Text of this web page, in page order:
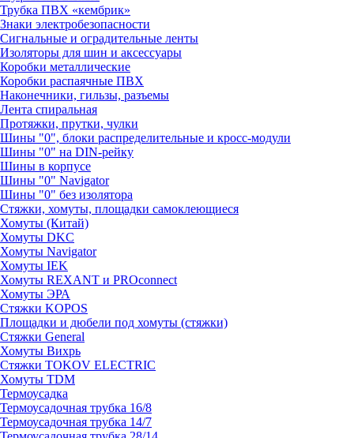
Трубка ПВХ «кембрик»
Знаки электробезопасности
Сигнальные и оградительные ленты
Изоляторы для шин и аксессуары
Коробки металлические
Коробки распаячные ПВХ
Наконечники, гильзы, разъемы
Лента спиральная
Протяжки, прутки, чулки
Шины "0", блоки распределительные и кросс-модули
Шины "0" на DIN-рейку
Шины в корпусе
Шины "0" Navigator
Шины "0" без изолятора
Стяжки, хомуты, площадки самоклеющиеся
Хомуты (Китай)
Хомуты DKC
Хомуты Navigator
Хомуты IEK
Хомуты REXANT и PROconnect
Хомуты ЭРА
Стяжки KOPOS
Площадки и дюбели под хомуты (стяжки)
Стяжки General
Хомуты Вихрь
Стяжки TOKOV ELECTRIC
Хомуты TDM
Термоусадка
Термоусадочная трубка 16/8
Термоусадочная трубка 14/7